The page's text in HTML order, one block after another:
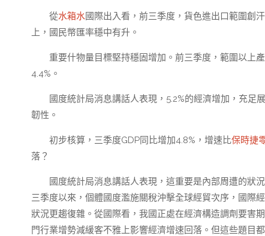
從水箱水國際出入看，前三季度，貨色進出口範圍創
上，國民幣匯率穩中有升。
重要什物量目標堅持穩固增加。前三季度，範圍以上
4.4%。
國度統計局消息講話人表現，5.2%的經濟增加，充足
韌性。
初步核算，三季度GDP同比增加4.8%，增速比保時捷
落？
國度統計局消息講話人表現，這重要是內部周遭的狀
三季度以來，個體國度濫施關稅沖擊全球經貿次序，國際
狀況更趨復雜。從國際看，我國正處在經濟構造調劑要害
門行業增勢減緩客不雅上影響經濟增速回落。但這些題目